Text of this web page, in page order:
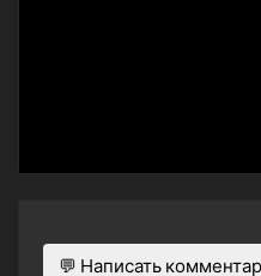
💬 Написать